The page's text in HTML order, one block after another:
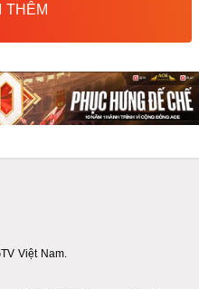
THÊM
Việt Nam.